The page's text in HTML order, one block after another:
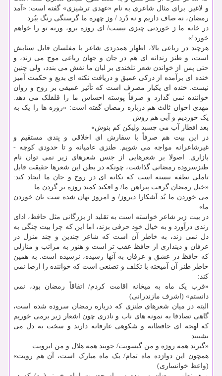
و لاغیر. برای مثال شاعری به نام «عهدی ترشیزی» گفته است: «آمد
رمضان، نه صاف داریم و نه دُرد / وز چهره ما گرسنگی رنگ ببُرد
در خانه ما ز خوردنی چیزی نیست/ ای روزه برو، ورنه تو را خواهم
خورد!»
هرچند در رباعی بالا، اظهار همدردی شاعر با مفلسان قابل ستایش
است، و طنز رندانه ای هم در جان و جهان رباعی موج می زند، و
حتی پس از خواندن شعر تلخندی بر لبان ما نقش می بندد، ولی چنین
خنده ای برآمده از درکی عمیق و دریافت نکته ای بدیع و حکمت آمیز
نیست. خنده ای یکبار مصرف است که تأثیر عمیقی بر روح و روان
خواننده نمی گذارد و صرفاً پوسته احساس ما را قلقلک می دهد.
مهدی اخوان ثالث هم درباره رمضان گفته است: «روزه ها را یک به
یک خوردیم و آبی هم روش
بعد افطار آب می چسبد ولیکن کم بنوش»
در این بیت هم صرفاً با سفارش ای اخلاقی و پندی مستقیم و
غیرشاعرانه مواجه می شویم. طنزی عامیانه و تا حدودی کوچه -
بازاری. اصولا بر شعرهایی از جنس شعرهای زیر نمی توان نام
طنزسروده رمضانی گذاشت، چونکه در بطن این شعرها حقیقت قابل
تاملی نطفه نبسته است که تکانه ای در روح و جان ما ایجاد کند:
«خیل رمضان گرفت پیراهن ما/ و افکند کمند روزه بر گردن ما
می خوردن ما بُد آشکارا دیروز/ و امروز نهان شده ست نان خوردن
ما»
در بیت زیر شاعر خواسته است به تقلید از بزرگانی مثل حافظ، ادای
رندی درآورد و به خیال خود حرفی بزند، اما این که چرا بیت چنگی به
دل نمی زند، به خاطر آن است که شاعر چندین و چند منزل در
عرفان و دینداری از حافظ عقب تر است و هنوز به مراتب و منازلی
که حافظ در عشق و عرفان به آنها رسیده، نرسیده است. به همین
خاطر طنز آن آمیخته با تکلف و تصنعی است که خواننده را ارضا نمی
کند:
«قرب یک ماه به میخانه اقامت کردم/ اتفاقاً رمضان بود، نمی
دانستم» (اشرف مازندرانی)
البته در میان شعرهای طنزی که درباره رمضان سروده شده است،
گاهی تصادفا به نمونه های ناب و نادری چون اشعار زیر برمی خوریم
که لهجه ای حافظانه و شکوهی عارفانه دارند و سخت به دل می
نشینند:
«گیرند همه روزه و من گیسویت/ جویند همه هلال و من ابرویت
همچون این دوازده ماه تمام/ یک ماه مبارک است، آن هم رویت»
(واعظ خوانساری)